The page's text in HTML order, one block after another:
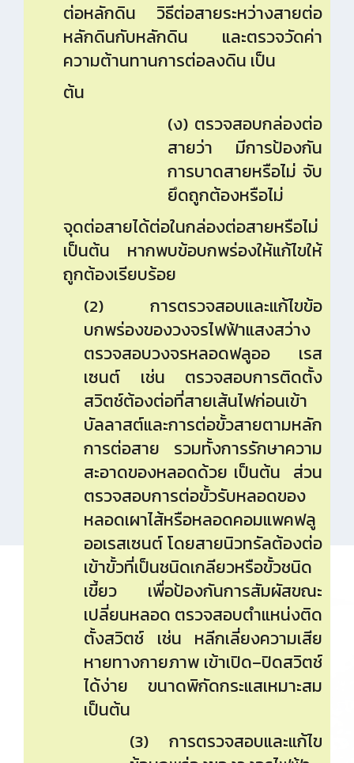
ต่อหลักดิน วิธีต่อสายระหว่างสายต่อ
หลักดินกับหลักดิน และตรวจวัดค่า
ความต้านทานการต่อลงดิน เป็น
ต้น
(ง) ตรวจสอบกล่องต่อ
สายว่า มีการป้องกัน
การบาดสายหรือไม่ จับ
ยึดถูกต้องหรือไม่
จุดต่อสายได้ต่อในกล่องต่อสายหรือไม่
เป็นต้น หากพบข้อบกพร่องให้แก้ไขให้
ถูกต้องเรียบร้อย
(2) การตรวจสอบและแก้ไขข้อ
บกพร่องของวงจรไฟฟ้าแสงสว่าง
ตรวจสอบวงจรหลอดฟลูออ เรส
เซนต์ เช่น ตรวจสอบการติดตั้ง
สวิตช์ต้องต่อที่สายเส้นไฟก่อนเข้า
บัลลาสต์และการต่อขั้วสายตามหลัก
การต่อสาย รวมทั้งการรักษาความ
สะอาดของหลอดด้วย เป็นต้น ส่วน
ตรวจสอบการต่อขั้วรับหลอดของ
หลอดเผาไส้หรือหลอดคอมแพคฟลู
ออเรสเซนต์ โดยสายนิวทรัลต้องต่อ
เข้าขั้วที่เป็นชนิดเกลียวหรือขั้วชนิด
เขี้ยว เพื่อป้องกันการสัมผัสขณะ
เปลี่ยนหลอด ตรวจสอบตำแหน่งติด
ตั้งสวิตช์ เช่น หลีกเลี่ยงความเสีย
หายทางกายภาพ เข้าเปิด–ปิดสวิตช์
ได้ง่าย ขนาดพิกัดกระแสเหมาะสม
เป็นต้น
(3) การตรวจสอบและแก้ไข